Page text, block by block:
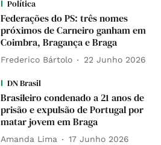
Política
Federações do PS: três nomes
próximos de Carneiro ganham em
Coimbra, Bragança e Braga
Frederico Bártolo 22 Junho 2026
DN Brasil
Brasileiro condenado a 21 anos de
prisão e expulsão de Portugal por
matar jovem em Braga
Amanda Lima 17 Junho 2026